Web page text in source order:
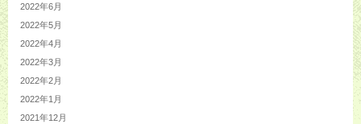
2022年6月
2022年5月
2022年4月
2022年3月
2022年2月
2022年1月
2021年12月